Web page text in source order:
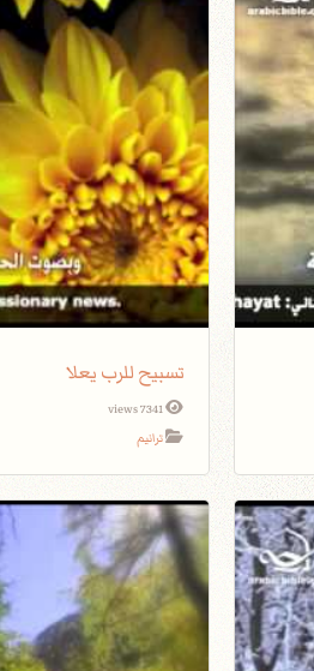
تسبيح للرب يعلا
7341 views
ترانيم